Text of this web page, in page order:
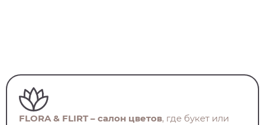
FLORA & FLIRT – салон цветов, где букет или